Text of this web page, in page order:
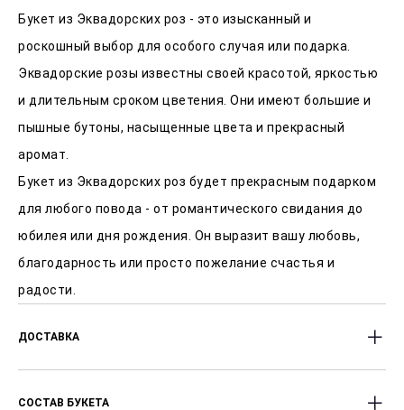
Букет из Эквадорских роз - это изысканный и
роскошный выбор для особого случая или подарка.
Эквадорские розы известны своей красотой, яркостью
и длительным сроком цветения. Они имеют большие и
пышные бутоны, насыщенные цвета и прекрасный
аромат.
Букет из Эквадорских роз будет прекрасным подарком
для любого повода - от романтического свидания до
юбилея или дня рождения. Он выразит вашу любовь,
благодарность или просто пожелание счастья и
радости.
ДОСТАВКА
Доставляем цветы с 8:00 до 23:00 часов.
СОСТАВ БУКЕТА